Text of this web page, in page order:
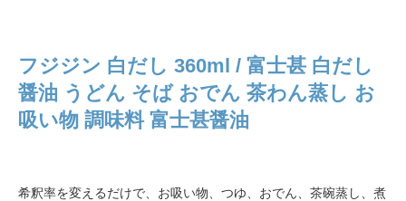
フジジン 白だし 360ml / 富士甚 白だし
醤油 うどん そば おでん 茶わん蒸し お
吸い物 調味料 富士甚醤油
希釈率を変えるだけで、お吸い物、つゆ、おでん、茶碗蒸し、煮